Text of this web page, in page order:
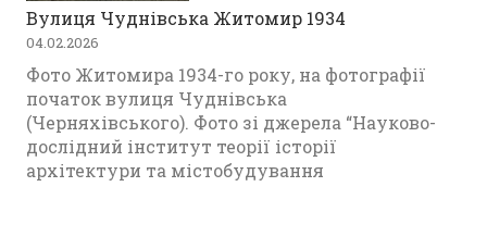
Вулиця Чуднівська Житомир 1934
04.02.2026
Фото Житомира 1934-го року, на фотографії
початок вулиця Чуднівська
(Черняхівського). Фото зі джерела “Науково-
дослідний інститут теорії історії
архітектури та містобудування